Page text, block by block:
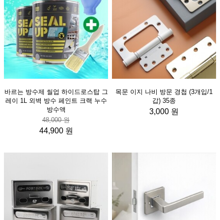
바르는 방수제 씰업 하이드로스탑 그
레이 1L 외벽 방수 페인트 크랙 누수
방수액
48,000 원
44,900 원
목문 이지 나비 방문 경첩 (3개입/1
갑) 35종
3,000 원